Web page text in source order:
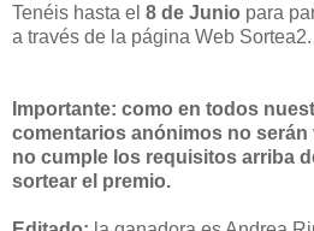
Tenéis hasta el 8 de Junio para
a través de la página Web
Importante: como en todos
comentarios anónimos no serán
no cumple los requisitos arriba
sortear el premio.